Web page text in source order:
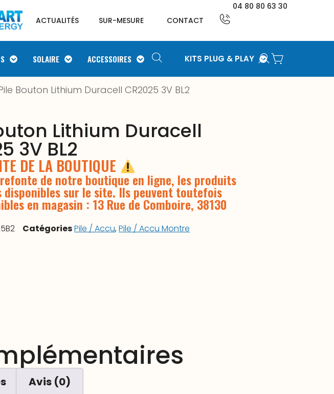
ACTUALITÉS SUR-MESURE CONTACT
04 80 80 63 30
SOLAIRE ACCESSOIRES KITS PLUG & PLAY
Bouton Lithium Duracell CR2025 3V BL2
Lithium Duracell
3V BL2
DE LA BOUTIQUE
de notre boutique en ligne, les produits
disponibles sur le site. Ils peuvent toutefois
en magasin : 13 Rue de Comboire, 38130
CatégoriesPile / Accu,Pile / Accu Montre
Avis (0)